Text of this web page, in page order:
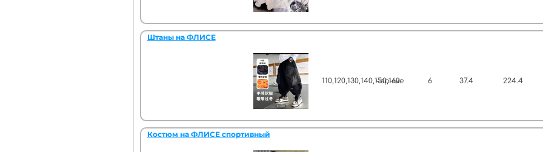
Штаны на ФЛИСЕ
110,120,130,140,150,160
черные 6 37.4 224.4
Костюм на ФЛИСЕ спортивный